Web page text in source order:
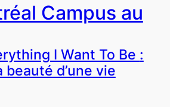
Campus au
I Want To Be :
beauté d’une vie